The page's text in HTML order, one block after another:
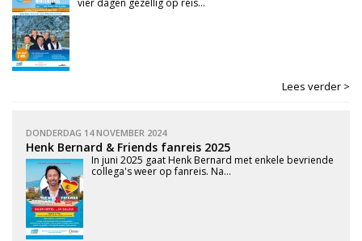
vier dagen gezellig op reis...
Lees verder >
DONDERDAG 14 NOVEMBER 2024
Henk Bernard & Friends fanreis 2025
In juni 2025 gaat Henk Bernard met enkele bevriende
collega's weer op fanreis. Na...